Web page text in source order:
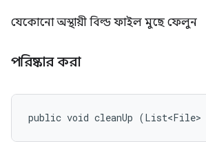
যেকোনো অস্থায়ী বিল্ড ফাইল মুছে ফেলুন
পরিষ্কার করা
public void cleanUp (List<File>